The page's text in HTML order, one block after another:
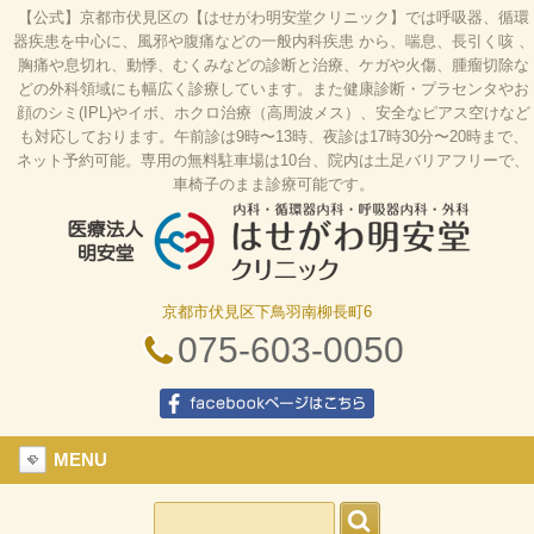
【公式】京都市伏見区の【はせがわ明安堂クリニック】では呼吸器、循環
器疾患を中心に、風邪や腹痛などの一般内科疾患 から、喘息、長引く咳 、
胸痛や息切れ、動悸、むくみなどの診断と治療、ケガや火傷、腫瘤切除な
どの外科領域にも幅広く診療しています。また健康診断・プラセンタやお
顔のシミ(IPL)やイボ、ホクロ治療（高周波メス）、安全なピアス空けなど
も対応しております。午前診は9時〜13時、夜診は17時30分〜20時まで、
ネット予約可能。専用の無料駐車場は10台、院内は土足バリアフリーで、
車椅子のまま診療可能です。
はせがわ明安堂クリニックの公式HP、京都市伏見
区の内科、呼吸器科、循環器科、外科の診療、オン
ライン診療、駐車場10台、web予約、バリアフリ
ー、プラセンタ
京都市伏見区下鳥羽南柳長町6
075-603-0050
MENU